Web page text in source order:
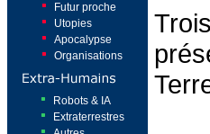
Futur proche
Utopies
Apocalypse
Organisations
Robots & IA
Extraterrestres